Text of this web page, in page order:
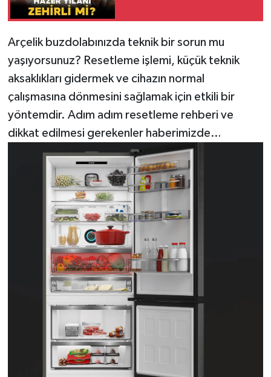
Arçelik buzdolabınızda teknik bir sorun mu
yaşıyorsunuz? Resetleme işlemi, küçük teknik
aksaklıkları gidermek ve cihazın normal
çalışmasına dönmesini sağlamak için etkili bir
yöntemdir. Adım adım resetleme rehberi ve
dikkat edilmesi gerekenler haberimizde…